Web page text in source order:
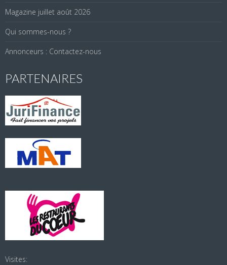
Magazine juillet août 2026
Qui sommes-nous ?
Annonceurs : Contactez-nous
PARTENAIRES
Visites: